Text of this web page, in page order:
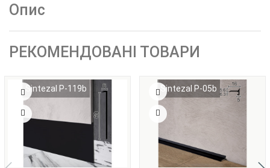
Опис
РЕКОМЕНДОВАНІ ТОВАРИ
Sintezal P-119b Sintezal P-05b